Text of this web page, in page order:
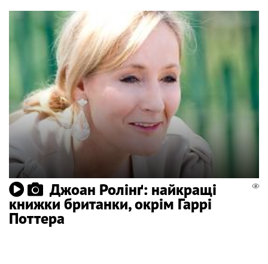
Джоан Ролінґ: найкращі
книжки британки, окрім Гаррі
Поттера